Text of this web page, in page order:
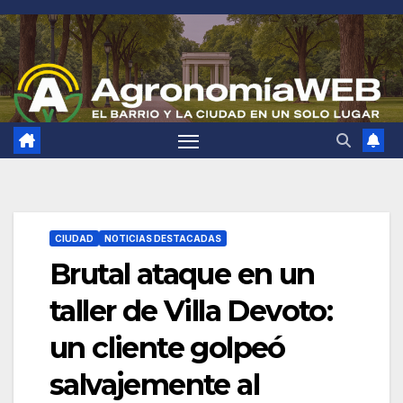
Saltar
al
contenido
CIUDAD NOTICIAS DESTACADAS
Brutal ataque en un
taller de Villa Devoto:
un cliente golpeó
salvajemente al